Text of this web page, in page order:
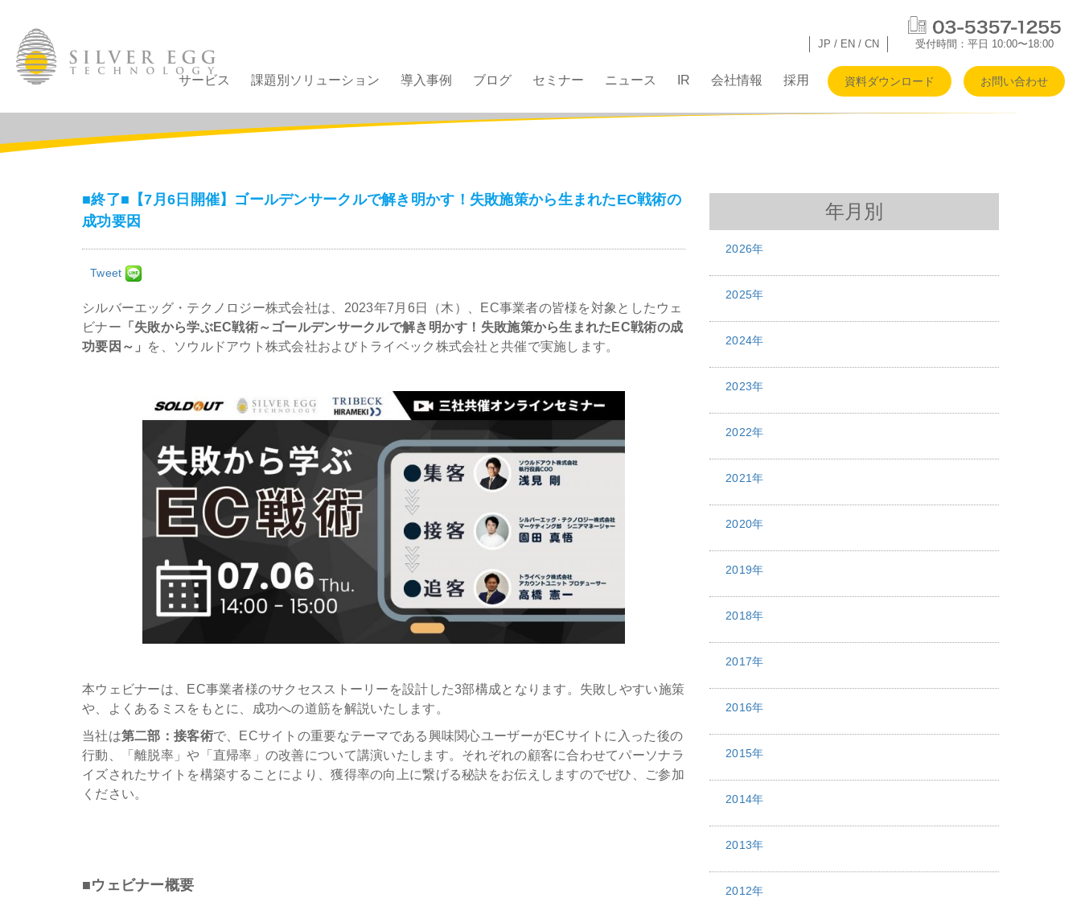
サービス 課題別ソリューション 導入事例 ブログ セミナー ニュース IR 会社情報 採用 資料ダウンロード お問い合わせ
受付時間：平日 10:00〜18:00
JP / EN / CN
■終了■【7月6日開催】ゴールデンサークルで解き明かす！失敗施策から生まれたEC戦術の
成功要因
Tweet
シルバーエッグ・テクノロジー株式会社は、2023年7月6日（木）、EC事業者の皆様を対象としたウェ
ビナー 「失敗から学ぶEC戦術～ゴールデンサークルで解き明かす！失敗施策から生まれたEC戦術の成
功要因～」 を、ソウルドアウト株式会社およびトライベック株式会社と共催で実施します。
本ウェビナーは、EC事業者様のサクセスストーリーを設計した3部構成となります。失敗しやすい施策
や、よくあるミスをもとに、成功への道筋を解説いたします。
当社は第二部：接客術で、ECサイトの重要なテーマである興味関心ユーザーがECサイトに入った後の
行動、「離脱率」や「直帰率」の改善について講演いたします。それぞれの顧客に合わせてパーソナラ
イズされたサイトを構築することにより、獲得率の向上に繋げる秘訣をお伝えしますのでぜひ、ご参加
ください。
■ウェビナー概要
年月別
2026年
2025年
2024年
2023年
2022年
2021年
2020年
2019年
2018年
2017年
2016年
2015年
2014年
2013年
2012年